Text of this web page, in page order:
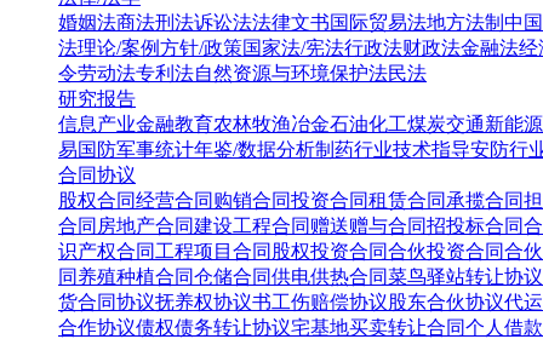
婚姻法商法刑法诉讼法法律文书国际贸易法地方法制 中
法理论/案例方针/政策国家法/宪法行政法财政法金融法经
令劳动法专利法自然资源与环境保护法民法
研究报告
信息产业金融教育农林牧渔冶金石油化工煤炭交通新能源
易国防军事统计年鉴/数据分析制药行业技术指导安防行
合同协议
股权合同经营合同 购销合同投资合同租赁合同 承揽合同
合同 房地产合同建设工程合同 赠送赠与合同招投标合同
识产权合同 工程项目合同 股权投资合同合伙投资合同合
同 养殖种植合同仓储合同供电供热合同菜鸟驿站转让协议
货合同协议抚养权协议书工伤赔偿协议股东合伙协议代
合作协议债权债务转让协议宅基地买卖转让合同个人借